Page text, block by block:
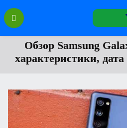
Перейти
содержаниюОбзор Samsung
характеристики,